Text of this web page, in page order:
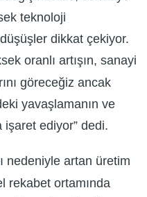
teknoloji
dikkat çekiyor.
oranlı artışın, sanayi
göreceğiz ancak
yavaşlamanın ve
işaret ediyor” dedi.
nedeniyle artan üretim
rekabet ortamında